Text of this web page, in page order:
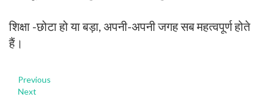
शिक्षा -छोटा हो या बड़ा, अपनी-अपनी जगह सब महत्वपूर्ण होते
हैं।
Previous
Next